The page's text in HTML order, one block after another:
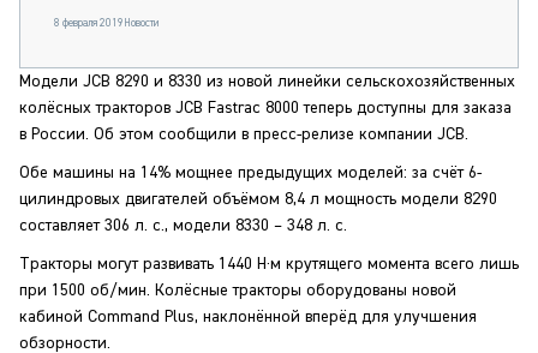
8 февраля 2019 Новости
Модели JCB 8290 и 8330 из новой линейки сельскохозяйственных
колёсных тракторов JCB Fastrac 8000 теперь доступны для заказа
в России. Об этом сообщили в пресс-релизе компании JCB.
Обе машины на 14% мощнее предыдущих моделей: за счёт 6-
цилиндровых двигателей объёмом 8,4 л мощность модели 8290
составляет 306 л. с., модели 8330 – 348 л. с.
Тракторы могут развивать 1440 Н·м крутящего момента всего лишь
при 1500 об/мин. Колёсные тракторы оборудованы новой
кабиной Command Plus, наклонённой вперёд для улучшения
обзорности.